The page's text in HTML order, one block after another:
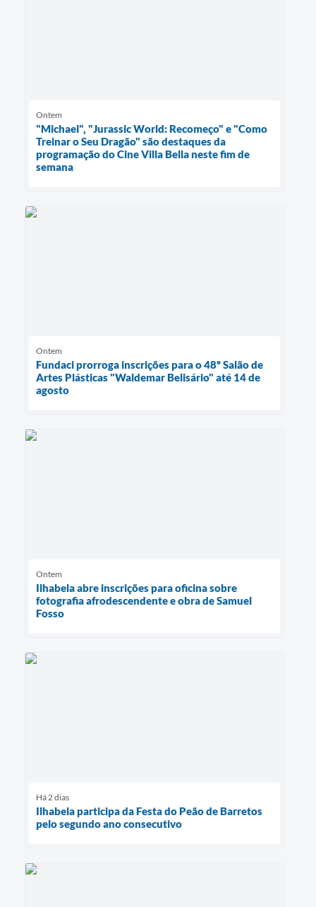
Ontem
"Michael", "Jurassic World: Recomeço" e "Como
Treinar o Seu Dragão" são destaques da
programação do Cine Villa Bella neste fim de
semana
Ontem
Fundaci prorroga inscrições para o 48º Salão de
Artes Plásticas "Waldemar Belisário" até 14 de
agosto
Ontem
Ilhabela abre inscrições para oficina sobre
fotografia afrodescendente e obra de Samuel
Fosso
Há 2 dias
Ilhabela participa da Festa do Peão de Barretos
pelo segundo ano consecutivo